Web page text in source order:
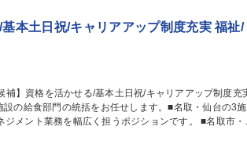
本土日祝/キャリアアップ制度充実 福祉/
の給食部門の統括をお任せします。■名取・仙台の3施
業務を幅広く担うポジションです。 ■名取市・仙
般 ■厨房業務の現場サポート（調理・盛り付け・洗浄な